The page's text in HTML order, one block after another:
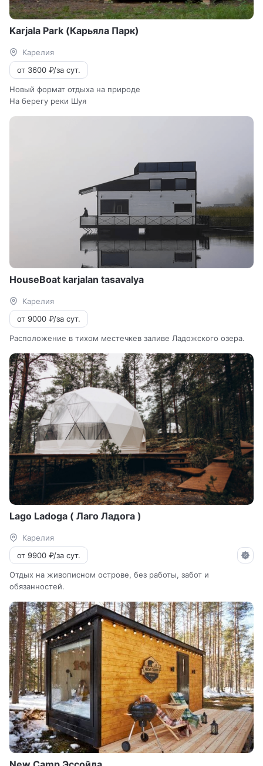
Karjala Park (Карьяла Парк)
Карелия
от 3600 ₽/за сут.
Новый формат отдыха на природе
На берегу реки Шуя
HouseBoat karjalan tasavalya
Карелия
от 9000 ₽/за сут.
Расположение в тихом местечкев заливе Ладожского озера.
Lago Ladoga ( Лаго Ладога )
Карелия
от 9900 ₽/за сут.
Отдых на живописном острове, без работы, забот и
обязанностей.